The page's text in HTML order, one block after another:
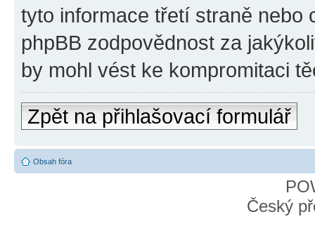
tyto informace třetí straně nebo
phpBB zodpovědnost za
by mohl vést ke kompromitaci
Zpět na přihlašovací formulář
Obsah fóra
Český